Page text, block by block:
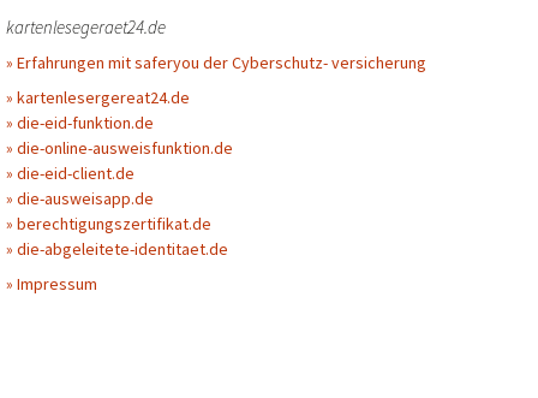
kartenlesegeraet24.de
» Erfahrungen mit saferyou der Cyberschutz- versicherung
» kartenlesergereat24.de
» die-eid-funktion.de
» die-online-ausweisfunktion.de
» die-eid-client.de
» die-ausweisapp.de
» berechtigungszertifikat.de
» die-abgeleitete-identitaet.de
» Impressum